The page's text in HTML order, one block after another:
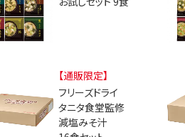
【通販限定】
フリーズドライ
タニタ食堂監修
減塩みそ汁